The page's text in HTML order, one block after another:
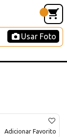
Usar Foto
Adicionar Favorito